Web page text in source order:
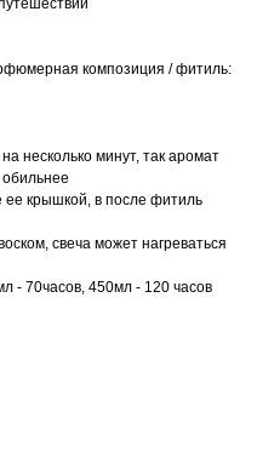
композиция / фитиль:
несколько минут, так аромат
ее крышкой, в после фитиль
свеча может нагреваться
- 70часов, 450мл - 120 часов